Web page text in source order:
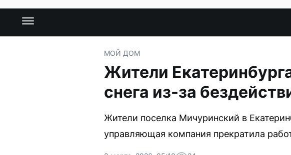
МОЙ ДОМ
Жители
снега из-за
Жители поселка Мичуринский в
управляющая компания прекратила